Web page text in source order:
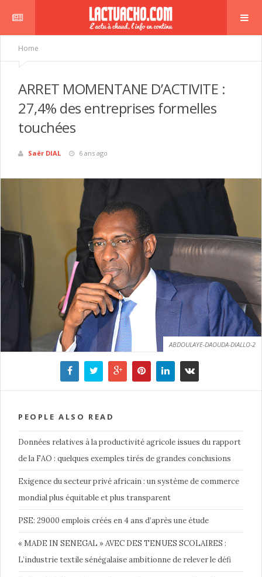
Home
ARRET MOMENTANE D’ACTIVITE :
27,4% des entreprises formelles
touchées
Saër DIAL 6 ans ago
ABDOULAYE-DAOUDA-DIALLO-2
PEOPLE ALSO READ
Données relatives à la productivité agricole issues du rapport
de la FAO : quelques exemples tirés de grandes conclusions
Exigence du secteur privé africain : un système de commerce
mondial plus équitable et plus transparent
PSE: 29000 emplois créés en 4 ans d’après une étude
« MADE IN SENEGAL » AVEC DES TENUES SCOLAIRES :
L’industrie textile sénégalaise ambitionne de relever le défi